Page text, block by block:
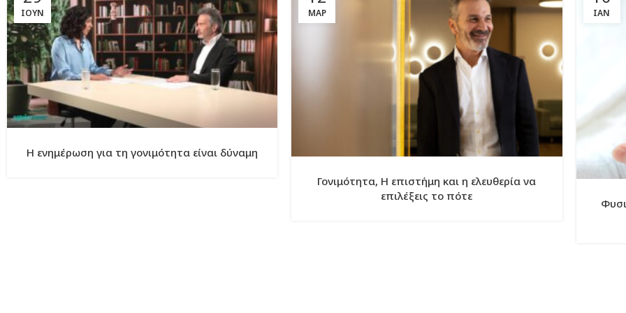
ΙΟΎΝ
Η ενημέρωση για τη γονιμότητα είναι δύναμη
ΜΑΡ
Γονιμότητα, Η επιστήμη και η ελευθερία να
επιλέξεις το πότε
ΙΑΝ